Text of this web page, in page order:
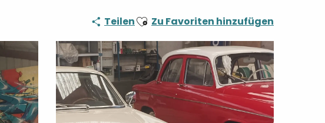
TeilenAjouter aux favoris
Zu Favoriten hinzufügen